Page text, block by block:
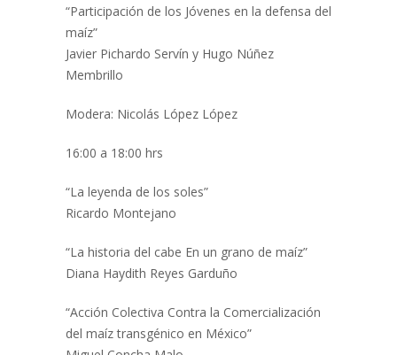
“Participación de los Jóvenes en la defensa del
maíz”
Javier Pichardo Servín y Hugo Núñez
Membrillo
Modera: Nicolás López López
16:00 a 18:00 hrs
“La leyenda de los soles”
Ricardo Montejano
“La historia del cabe En un grano de maíz”
Diana Haydith Reyes Garduño
“Acción Colectiva Contra la Comercialización
del maíz transgénico en México”